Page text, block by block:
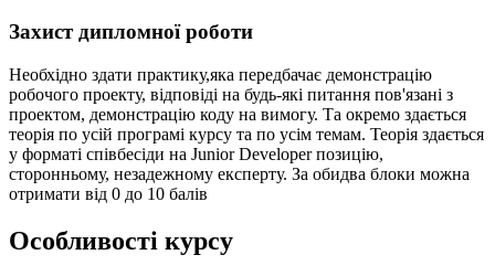
Захист дипломної роботи
Необхідно здати практику,яка передбачає демонстрацію
робочого проекту, відповіді на будь-які питання пов'язані з
проектом, демонстрацію коду на вимогу. Та окремо здається
теорія по усій програмі курсу та по усім темам. Теорія здається
у форматі співбесіди на Junior Developer позицію,
сторонньому, незадежному експерту. За обидва блоки можна
отримати від 0 до 10 балів
Особливості курсу